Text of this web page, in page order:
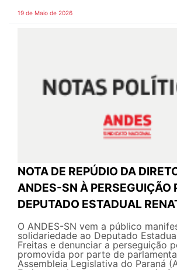
19 de Maio de 2026
NOTA DE REPÚDIO DA
ANDES-SN À PERSEGUIÇÃO
DEPUTADO ESTADUAL
O ANDES-SN vem a público
solidariedade ao Deputado
Freitas e denunciar a perseguição
promovida por parte de
Assembleia Legislativa do Paraná